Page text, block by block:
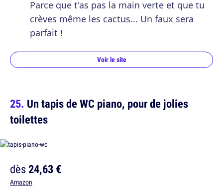
Parce que t'as pas la main verte et que tu
crèves même les cactus... Un faux sera
parfait !
Voir le site
Un tapis de WC piano, pour de jolies
toilettes
dès24,63 €
Amazon